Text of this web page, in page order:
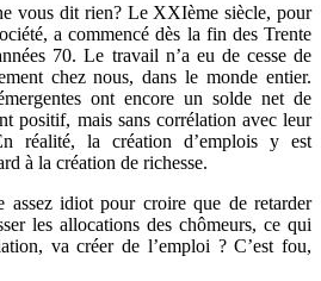
vous dit rien? Le XXIème siècle, pour
a commencé dès la fin des Trente
70. Le travail n’a eu de cesse de
chez nous, dans le monde entier.
ont encore un solde net de
positif, mais sans corrélation avec leur
réalité, la création d’emplois y est
à la création de richesse.
assez idiot pour croire que de retarder
les allocations des chômeurs, ce qui
va créer de l’emploi ? C’est fou,